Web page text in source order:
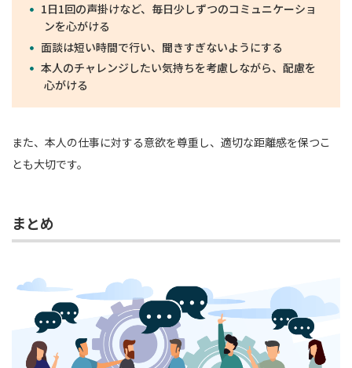
1日1回の声掛けなど、毎日少しずつのコミュニケーショ
ンを心がける
面談は短い時間で行い、聞きすぎないようにする
本人のチャレンジしたい気持ちを考慮しながら、配慮を
心がける
また、本人の仕事に対する意欲を尊重し、適切な距離感を保つこ
とも大切です。
まとめ